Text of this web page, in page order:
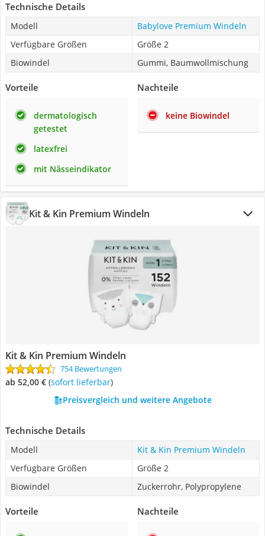
Technische Details
Modell
Babylove Premium Windeln
Verfügbare Größen
Größe 2
Biowindel
Gummi, Baumwollmischung
Vorteile
dermatologisch
getestet
latexfrei
mit Nässeindikator
Nachteile
keine Biowindel
Kit & Kin Premium Windeln
Kit & Kin Premium Windeln
754 Bewertungen
ab 52,00 € ( Sofort lieferbar)
Preisvergleich und weitere Angebote
Technische Details
Modell
Kit & Kin Premium Windeln
Verfügbare Größen
Größe 2
Biowindel
Zuckerrohr, Polypropylene
Vorteile Nachteile